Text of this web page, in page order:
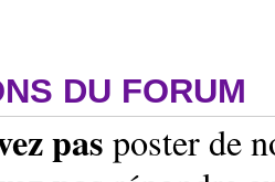
DU FORUM
pas poster de